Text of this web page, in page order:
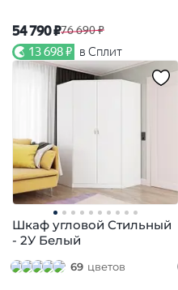
54 790 ₽76 690 ₽
13 698 ₽ в Сплит
Шкаф угловой Стильный
- 2У Белый
69 цветов